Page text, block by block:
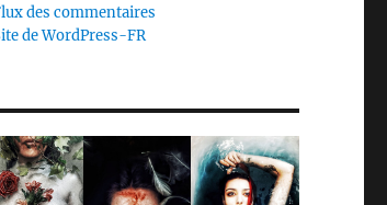
des commentaires
de WordPress-FR